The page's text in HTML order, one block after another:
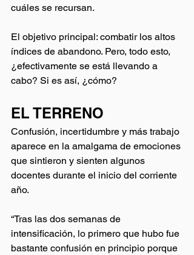
cuáles se recursan.
El objetivo principal: combatir los altos
índices de abandono. Pero, todo esto,
¿efectivamente se está llevando a
cabo? Si es así, ¿cómo?
EL TERRENO
Confusión, incertidumbre y más trabajo
aparece en la amalgama de emociones
que sintieron y sienten algunos
docentes durante el inicio del corriente
año.
“Tras las dos semanas de
intensificación, lo primero que hubo fue
bastante confusión en principio porque